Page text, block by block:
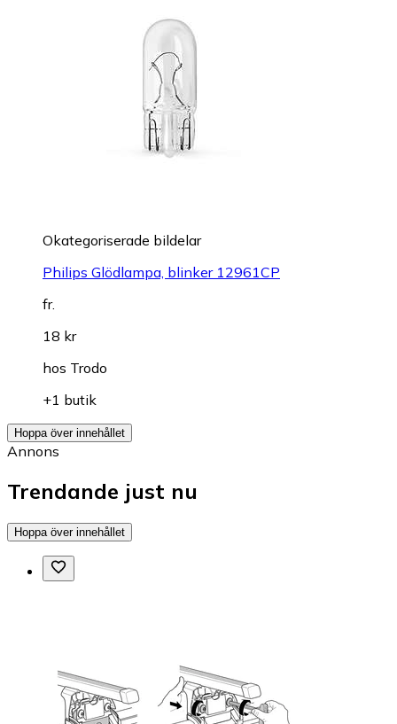
Okategoriserade bildelar
Philips Glödlampa, blinker 12961CP
fr.
18 kr
hos Trodo
+1 butik
Hoppa över innehållet
Annons
Trendande just nu
Hoppa över innehållet